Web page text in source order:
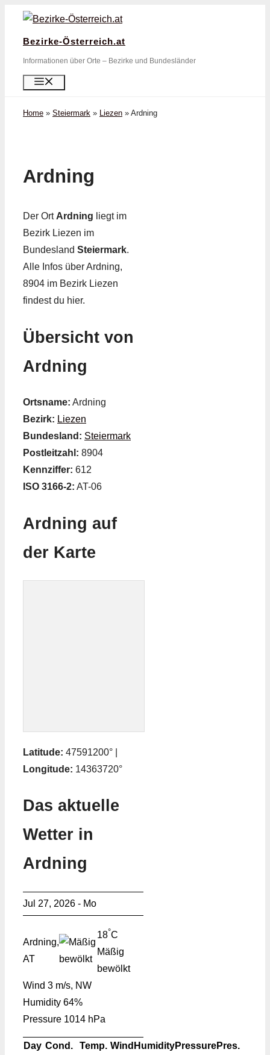
Zum
springen
Bezirke-Österreich.at
Informationen über Orte – Bezirke und Bundesländer
Home » Steiermark » Liezen » Ardning
Ardning
Der OrtArdning liegt im
Bezirk Liezen im
Bundesland Steiermark.
Alle Infos über Ardning,
8904 im Bezirk Liezen
findest du hier.
Übersicht von
Ardning
Ortsname: Ardning
Bezirk: Liezen
Bundesland: Steiermark
Postleitzahl: 8904
Kennziffer: 612
ISO 3166-2: AT-06
Ardning auf
der Karte
Latitude: 47591200° |
Longitude: 14363720°
Das aktuelle
Wetter in
Ardning
Jul 27, 2026 - Mo
Ardning,
AT
18°C
Mäßig
bewölkt
Wind 3 m/s, NW
Humidity 64%
Pressure 1014 hPa
Day Cond. Temp. Wind HumidityPressurePres.